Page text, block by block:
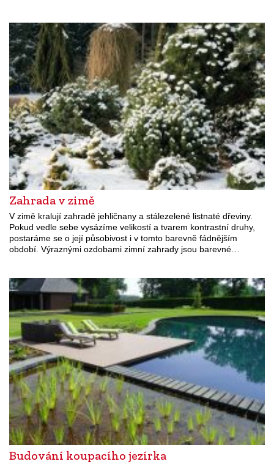
Zahrada v zimě
V zimě kralují zahradě jehličnany a stálezelené listnaté dřeviny.
Pokud vedle sebe vysázíme velikostí a tvarem kontrastní druhy,
postaráme se o její působivost i v tomto barevně fádnějším
období. Výraznými ozdobami zimní zahrady jsou barevné…
Budování koupacího jezírka